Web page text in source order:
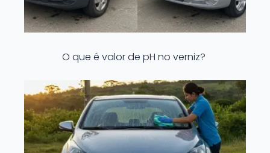
O que é valor de pH no verniz?